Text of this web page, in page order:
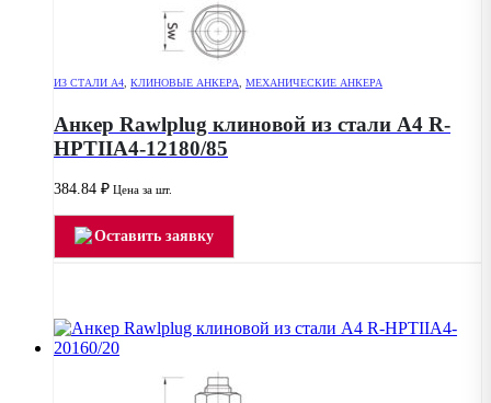
ИЗ СТАЛИ А4, КЛИНОВЫЕ АНКЕРА, МЕХАНИЧЕСКИЕ АНКЕРА
Анкер Rawlplug клиновой из стали А4 R-
HPTIIA4-12180/85
384.84 ₽ Цена за шт.
Оставить заявку